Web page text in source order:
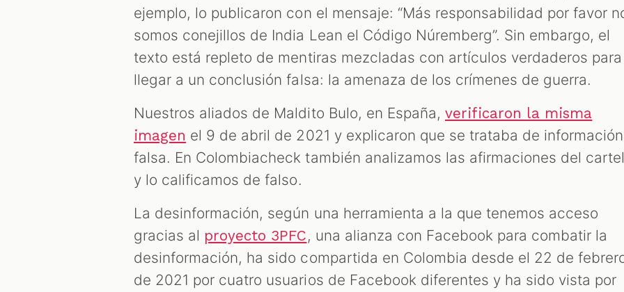
ejemplo, lo publicaron con el mensaje: “Más responsabilidad por favor
somos conejillos de India Lean el Código Núremberg”. Sin embargo, el
texto está repleto de mentiras mezcladas con artículos verdaderos para
llegar a un conclusión falsa: la amenaza de los crímenes de guerra.
Nuestros aliados de Maldito Bulo, en España, verificaron la misma
imagen el 9 de abril de 2021 y explicaron que se trataba de información
falsa. En Colombiacheck también analizamos las afirmaciones del
y lo calificamos de falso.
La desinformación, según una herramienta a la que tenemos acceso
gracias al proyecto 3PFC, una alianza con Facebook para combatir la
desinformación, ha sido compartida en Colombia desde el 22 de
de 2021 por cuatro usuarios de Facebook diferentes y ha sido vista por